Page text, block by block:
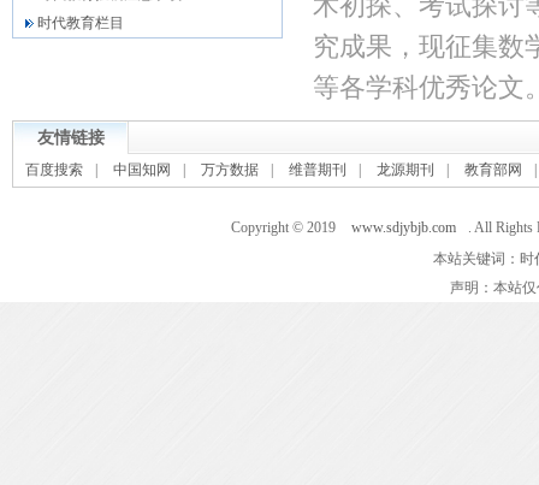
时代教育栏目
究成果，现征集数
等各学科优秀论文
友情链接
百度搜索 中国知网 万方数据 维普期刊 龙源期刊 教育部网
Copyright © 2019 www.sdjybjb.com
. All
本站关键词：时
声明：本站